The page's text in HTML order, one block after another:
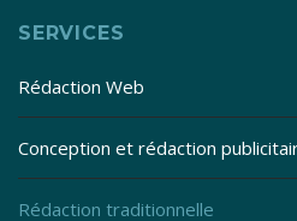
SERVICES
Rédaction Web
Conception et rédaction
Rédaction traditionnelle